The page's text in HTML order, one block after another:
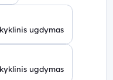
ugdymas
ugdymas